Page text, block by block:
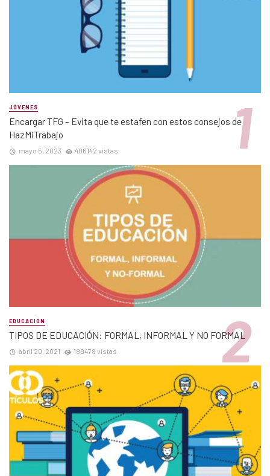
JÓVENES
Encargar TFG – Evita que te estafen con estos consejos de
HazMiTrabajo
mayo 5, 2023 406142 vistas
EDUCACIÓN
TIPOS DE EDUCACIÓN: FORMAL, INFORMAL Y NO FORMAL
abril 20, 2021 189478 vistas